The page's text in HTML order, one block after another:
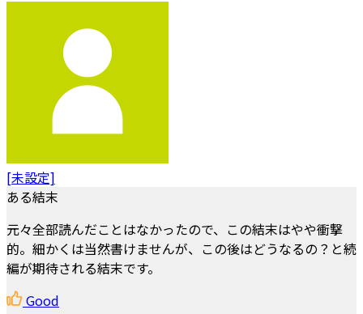
[未設定]
ある結末
元々全部読んだことはなかったので、この結末はやや衝撃
的。細かくは当然書けませんが、この後はどうなるの？と続
編が期待される結末です。
Good